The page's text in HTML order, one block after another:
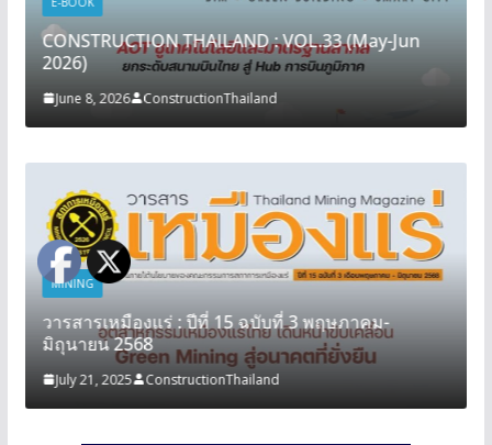
CONSTRUCTION THAILAND : VOL.33 (May-Jun
2026)
June 8, 2026 ConstructionThailand
MINING
วารสารเหมืองแร่ : ปีที่ 15 ฉบับที่ 3 พฤษภาคม-
มิถุนายน 2568
July 21, 2025 ConstructionThailand